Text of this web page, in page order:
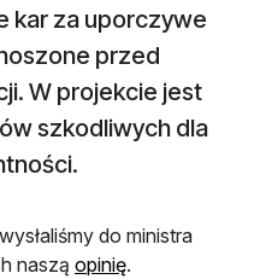
kar za uporczywe
przed
W projekcie jest
szkodliwych dla
do ministra
naszą opinię.